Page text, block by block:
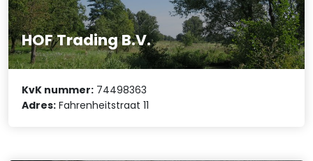
HOF Trading B.V.
KvK nummer: 74498363
Adres: Fahrenheitstraat 11